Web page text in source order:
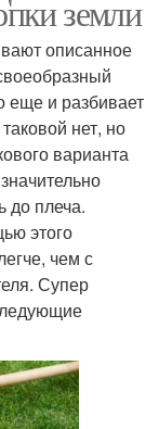
земли
описанное
еще и разбивает
нет, но
варианта
до плеча.
этого
чем с
Супер